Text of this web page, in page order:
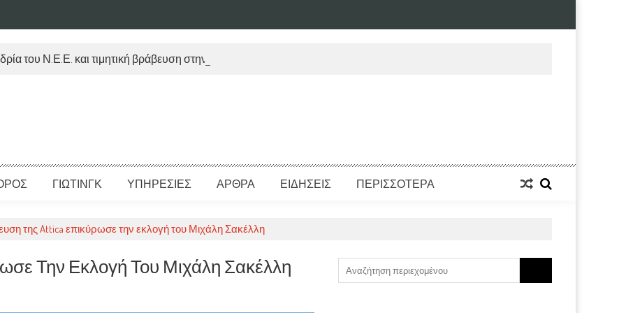
του Ν.Ε.Ε. και τιμητική βράβευση στην Μ. Τραυλού
ΓΙΩΤΙΝΓΚ ΥΠΗΡΕΣΙΕΣ ΑΡΘΡΑ ΕΙΔΗΣΕΙΣ ΠΕΡΙΣΣΟΤΕΡΑ
της Attica επικύρωσε την εκλογή του Μιχάλη Σακέλλη
Την Εκλογή Του Μιχάλη Σακέλλη
for: